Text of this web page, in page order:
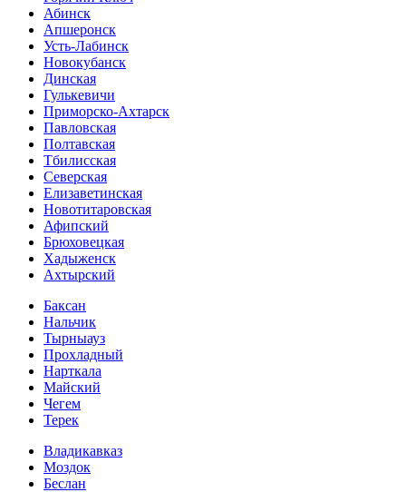
Абинск
Апшеронск
Усть-Лабинск
Новокубанск
Динская
Гулькевичи
Приморско-Ахтарск
Павловская
Полтавская
Тбилисская
Северская
Елизаветинская
Новотитаровская
Афипский
Брюховецкая
Хадыженск
Ахтырский
Баксан
Нальчик
Тырныауз
Прохладный
Нарткала
Майский
Чегем
Терек
Владикавказ
Моздок
Беслан